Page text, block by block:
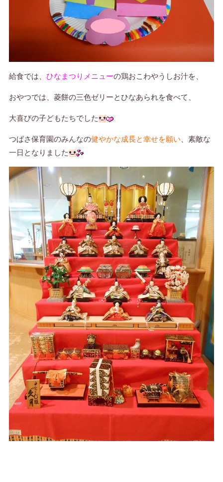
給食では、 ひなまつりメニューの鶏おこわやうしお汁を、
おやつでは、菱餅の三色ゼリーとひなあられを食べて、
大喜びの子どもたちでした
つばさ保育園のみんなの健やかな成長と幸せを願い 、素敵な
一日となりました